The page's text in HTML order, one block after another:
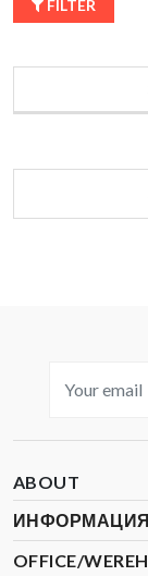
FILTER
ABOUT
ИНФОРМАЦИЯ
OFFICE/